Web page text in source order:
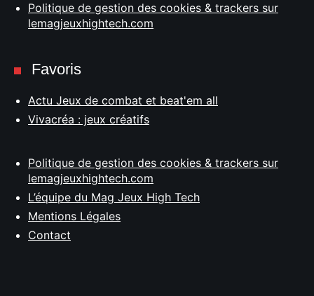
Politique de gestion des cookies & trackers sur
lemagjeuxhightech.com
Favoris
Actu Jeux de combat et beat'em all
Vivacréa : jeux créatifs
Politique de gestion des cookies & trackers sur
lemagjeuxhightech.com
L’équipe du Mag Jeux High Tech
Mentions Légales
Contact